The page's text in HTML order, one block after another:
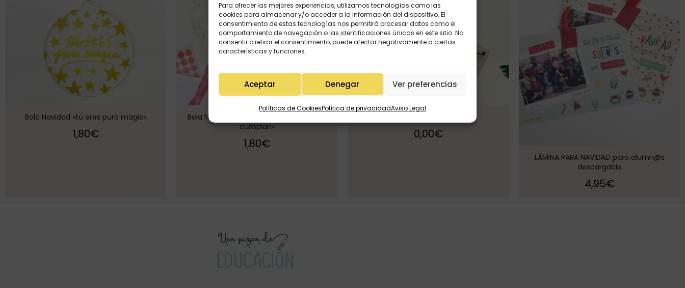
Para ofrecer las mejores experiencias, utilizamos tecnologías como las
cookies para almacenar y/o acceder a la información del dispositivo. El
consentimiento de estas tecnologías nos permitirá procesar datos como el
comportamiento de navegación o las identificaciones únicas en este sitio. No
consentir o retirar el consentimiento, puede afectar negativamente a ciertas
características y funciones.
Aceptar Denegar Ver preferencias
Políticas de CookiesPolítica de privacidadAviso Legal
Bola Navidad «tú eres pura magia»
1,80€
Bola Navidad «Que todos tus sueños se
cumplan»
1,80€
0,00€
LÁMINA PARA NAVIDAD para alumn@s
descargable
4,95€